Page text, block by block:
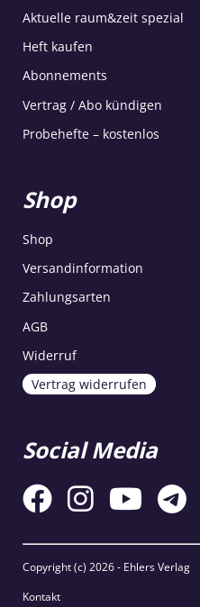
Aktuelle raum&zeit spezial
Heft kaufen
Abonnements
Vertrag / Abo kündigen
Probehefte – kostenlos
Shop
Shop
Versandinformation
Zahlungsarten
AGB
Widerruf
Vertrag widerrufen
Social Media
Copyright (c) 2026 - Ehlers Verlag
Kontakt